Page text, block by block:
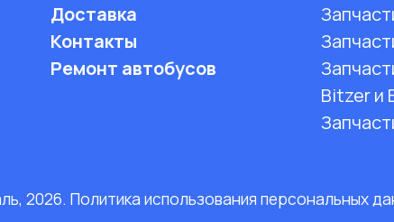
Доставка
Контакты
Ремонт автобусов
Bitzer и
2026. Политика использования персональных